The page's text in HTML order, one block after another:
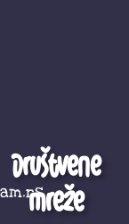
Društvene
mreže